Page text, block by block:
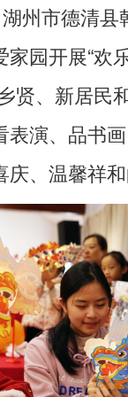
市德清县
园开展“欢
贤、新居民
表演、品书
、温馨祥和